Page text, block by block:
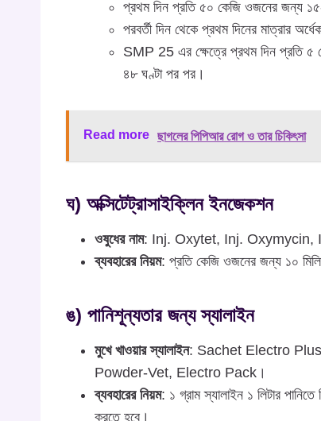
প্রথম দিন প্রতি ৫০ কেজি ওজনের জন্য ১৫-
পরবর্তী দিন থেকে প্রথম দিনের মাত্রার
SMP 25 এর ক্ষেত্রে প্রথম দিন প্রতি ৫
৪৮ ঘণ্টা পর পর।
Read more ছাগলের পিপিআর রোগ ও তার চিকিৎসা
ঘ) অক্সিটেট্রাসাইক্লিন ইনজেকশন
ওষুধের নাম: Inj. Oxytet, Inj. Oxymycin,
ব্যবহারের নিয়ম: প্রতি কেজি ওজনের জন্য ১০
ঙ) পানিশূন্যতার জন্য স্যালাইন
মুখে খাওয়ার স্যালাইন: Sachet Electro
Powder-Vet, Electro Pack।
ব্যবহারের নিয়ম: ১ গ্রাম স্যালাইন ১ লিটার
করতে হবে।